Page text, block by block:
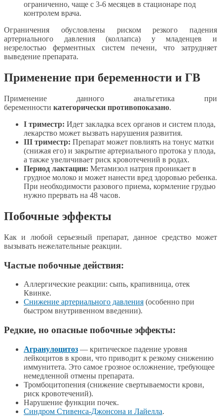
ограниченно, чаще с 3-6 месяцев в стационаре под
контролем врача.
Ограничения обусловлены риском резкого падения
артериального давления (коллапса) у младенцев и
незрелостью ферментных систем печени, что затрудняет
выведение препарата.
Применение при беременности и ГВ
Применение данного анальгетика при
беременности категорически противопоказано.
I триместр: Идет закладка всех органов и систем плода,
лекарство может вызвать нарушения развития.
III триместр: Препарат может повлиять на тонус матки
(снижая его) и закрытие артериального протока у плода,
а также увеличивает риск кровотечений в родах.
Период лактации: Метамизол натрия проникает в
грудное молоко и может нанести вред здоровью ребенка.
При необходимости разового приема, кормление грудью
нужно прервать на 48 часов.
Побочные эффекты
Как и любой серьезный препарат, данное средство может
вызывать нежелательные реакции.
Частые побочные действия:
Аллергические реакции: сыпь, крапивница, отек
Квинке.
Снижение артериального давления (особенно при
быстром внутривенном введении).
Редкие, но опасные побочные эффекты:
Агранулоцитоз — критическое падение уровня
лейкоцитов в крови, что приводит к резкому снижению
иммунитета. Это самое грозное осложнение, требующее
немедленной отмены препарата.
Тромбоцитопения (снижение свертываемости крови,
риск кровотечений).
Нарушение функции почек.
Синдром Стивенса-Джонсона и Лайелла.